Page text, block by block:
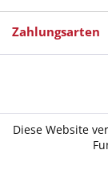
Zahlungsarten
*
© 2026
Diese Website